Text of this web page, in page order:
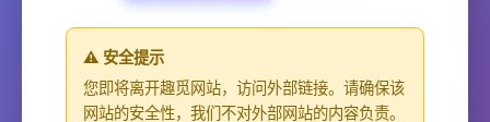
⚠️ 安全提示
您即将离开趣觅网站，访问外部链接。请确保该
网站的安全性，我们不对外部网站的内容负责。